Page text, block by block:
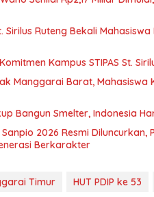
Sirilus Ruteng Bekali
Kampus STIPAS St.
Manggarai Barat, Mahasiswa
Bangun Smelter, Indonesia
2026 Resmi
Berkarakter
Timur HUT PDIP ke 53